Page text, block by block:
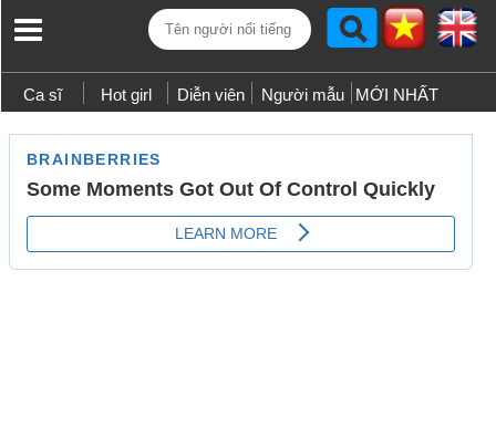
Ca sĩ Hot girl Diễn viên Người mẫu MỚI NHẤT